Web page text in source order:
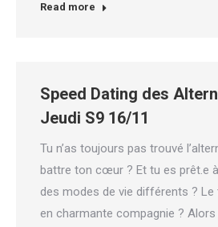
Read more
Speed Dating des
Jeudi S9 16/11
Tu n’as toujours pas trouvé
battre ton cœur ? Et tu es prêt.e
des modes de vie différents ?
en charmante compagnie ? Alors